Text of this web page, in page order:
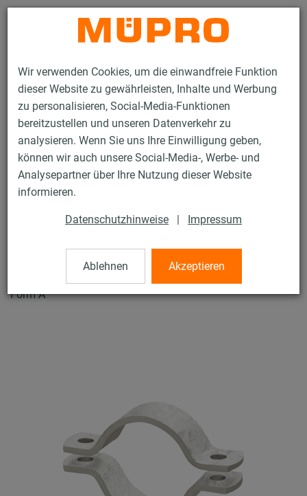
Wir verwenden Cookies, um die einwandfreie Funktion
dieser Website zu gewährleisten, Inhalte und Werbung
zu personalisieren, Social-Media-Funktionen
bereitzustellen und unseren Datenverkehr zu
analysieren. Wenn Sie uns Ihre Einwilligung geben,
können wir auch unsere Social-Media-, Werbe- und
Analysepartner über Ihre Nutzung dieser Website
informieren.
Datenschutzhinweise | Impressum
Ablehnen Akzeptieren
Kontakt
Produkte Befestigungstechnik
Schwerlast­befestigung
Rohrschellen und Zubehör für die Schwerlastbefestigung
Rohrschellen DIN 3567
Rohrschellen DIN 3567
Form A